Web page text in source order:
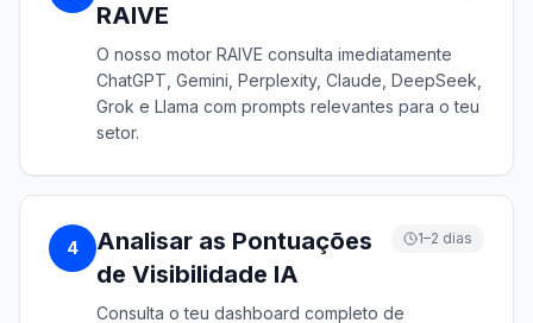
RAIVE
O nosso motor RAIVE consulta imediatamente
ChatGPT, Gemini, Perplexity, Claude, DeepSeek,
Grok e Llama com prompts relevantes para o teu
setor.
4
Analisar as Pontuações
de Visibilidade IA
1–2 dias
Consulta o teu dashboard completo de